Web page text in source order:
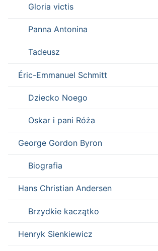
Gloria victis
Panna Antonina
Tadeusz
Éric-Emmanuel Schmitt
Dziecko Noego
Oskar i pani Róża
George Gordon Byron
Biografia
Hans Christian Andersen
Brzydkie kaczątko
Henryk Sienkiewicz